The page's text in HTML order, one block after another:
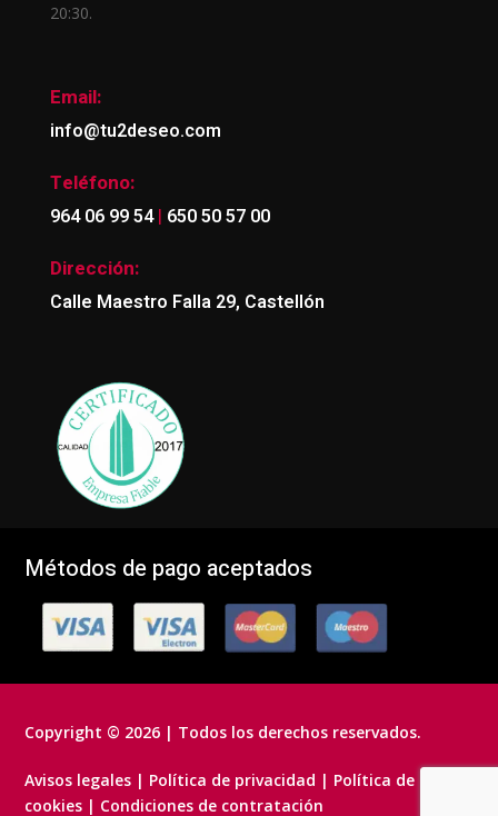
20:30.
Email:
info@tu2deseo.com
Teléfono:
964 06 99 54| 650 50 57 00
Dirección:
Calle Maestro Falla 29, Castellón
Métodos de pago aceptados
Copyright © 2026 | Todos los derechos reservados.
Avisos legales | Política de privacidad | Política de
cookies | Condiciones de contratación